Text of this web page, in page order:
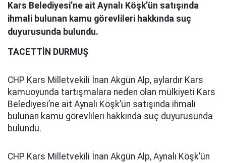
Kars Belediyesi’ne ait Aynalı Köşk’ün satışında
ihmali bulunan kamu görevlileri hakkında suç
duyurusunda bulundu.
TACETTİN DURMUŞ
CHP Kars Milletvekili İnan Akgün Alp, aylardır Kars
kamuoyunda tartışmalara neden olan mülkiyeti Kars
Belediyesi’ne ait Aynalı Köşk’ün satışında ihmali
bulunan kamu görevlileri hakkında suç duyurusunda
bulundu.
CHP Kars Milletvekili İnan Akgün Alp, Aynalı Köşk’ün